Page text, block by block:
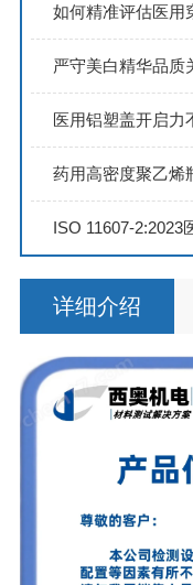
如何精准评估医用
药用高密度聚乙烯
详细介绍